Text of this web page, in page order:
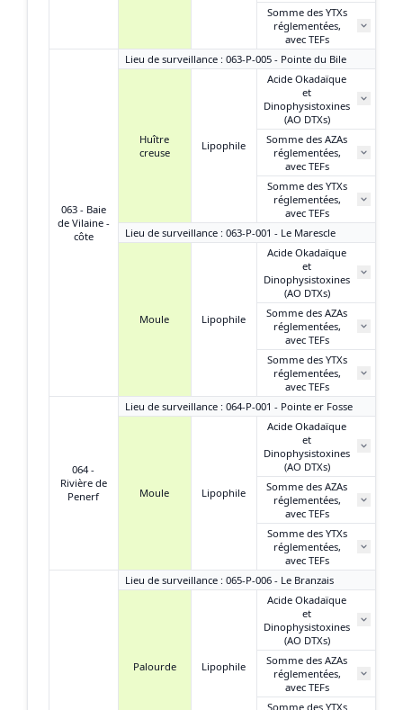
Somme des YTXs
réglementées,
avec TEFs
063 - Baie
de Vilaine -
côte
Lieu de surveillance : 063-P-005 - Pointe du Bile
Huître
creuse
Lipophile
Acide Okadaïque
et
Dinophysistoxines
(AO DTXs)
Somme des AZAs
réglementées,
avec TEFs
Somme des YTXs
réglementées,
avec TEFs
Lieu de surveillance : 063-P-001 - Le Marescle
Moule Lipophile
Acide Okadaïque
et
Dinophysistoxines
(AO DTXs)
Somme des AZAs
réglementées,
avec TEFs
Somme des YTXs
réglementées,
avec TEFs
064 -
Rivière de
Penerf
Lieu de surveillance : 064-P-001 - Pointe er Fosse
Moule Lipophile
Acide Okadaïque
et
Dinophysistoxines
(AO DTXs)
Somme des AZAs
réglementées,
avec TEFs
Somme des YTXs
réglementées,
avec TEFs
Lieu de surveillance : 065-P-006 - Le Branzais
Palourde Lipophile
Acide Okadaïque
et
Dinophysistoxines
(AO DTXs)
Somme des AZAs
réglementées,
avec TEFs
Somme des YTXs